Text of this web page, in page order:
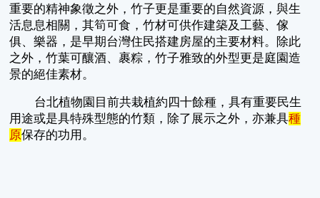
重要的精神象徵之外，竹子更是重要的自然資源，與生
活息息相關，其筍可食，竹材可供作建築及工藝、傢
俱、樂器，是早期台灣住民搭建房屋的主要材料。除此
之外，竹葉可釀酒、裹粽，竹子雅致的外型更是庭園造
景的絕佳素材。
台北植物園目前共栽植約四十餘種，具有重要民生
用途或是具特殊型態的竹類，除了展示之外，亦兼具種
原保存的功用。